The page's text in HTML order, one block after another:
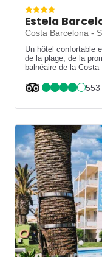
Estela
Costa Barcelona -
Un hôtel confortable
de la plage, de la
balnéaire de la Costa
553